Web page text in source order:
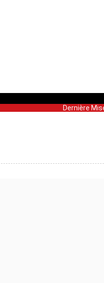
Dernière